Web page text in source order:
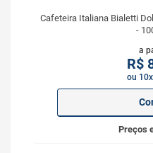
Cafeteira Italiana Bialetti
-
a
R$
ou
Preços